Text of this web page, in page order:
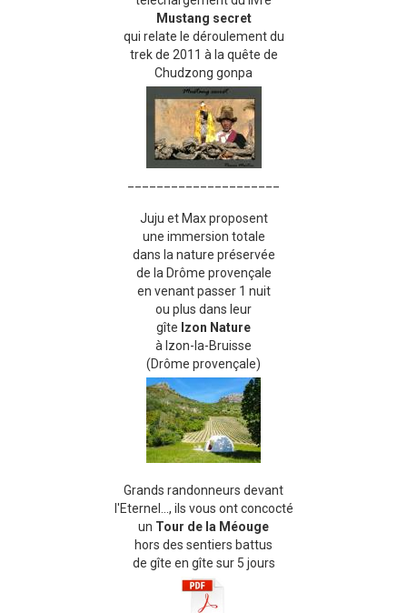
Mustang secret
qui relate le déroulement du
trek de 2011 à la quête de
Chudzong gonpa
Juju et Max proposent
une immersion totale
dans la nature préservée
de la Drôme provençale
en venant passer 1 nuit
ou plus dans leur
gîte Izon Nature
à Izon-la-Bruisse
(Drôme provençale)
Grands randonneurs devant
l'Eternel..., ils vous ont concocté
un Tour de la Méouge
hors des sentiers battus
de gîte en gîte sur 5 jours